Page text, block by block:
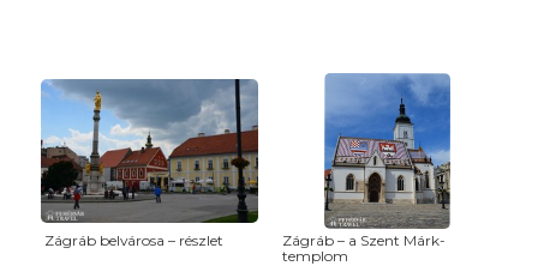
Zágráb belvárosa – részlet
Zágráb – a Szent Márk-
templom